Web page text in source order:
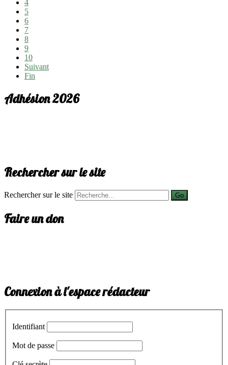
4
5
6
7
8
9
10
Suivant
Fin
Adhésion 2026
Rechercher sur le site
Rechercher sur le site Go
Faire un don
Connexion à l'espace rédacteur
Identifiant
Mot de passe